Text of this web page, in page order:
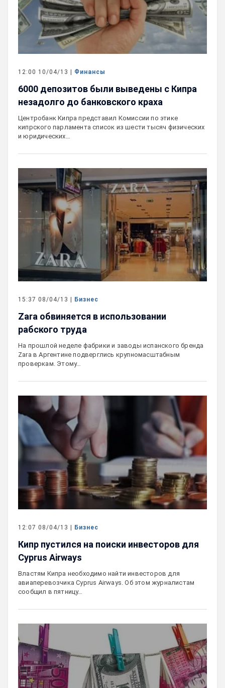
12:00 10/04/13 | Финансы
6000 депозитов были выведены с Кипра
незадолго до банковского краха
Центробанк Кипра представил Комиссии по этике
кипрского парламента список из шести тысяч физических
и юридических…
15:37 08/04/13 | Бизнес
Zara обвиняется в использовании
рабского труда
На прошлой неделе фабрики и заводы испанского бренда
Zara в Аргентине подверглись крупномасштабным
проверкам. Этому…
12:07 08/04/13 | Бизнес
Кипр пустился на поиски инвесторов для
Cyprus Airways
Властям Кипра необходимо найти инвесторов для
авиаперевозчика Cyprus Airways. Об этом журналистам
сообщил в пятницу…